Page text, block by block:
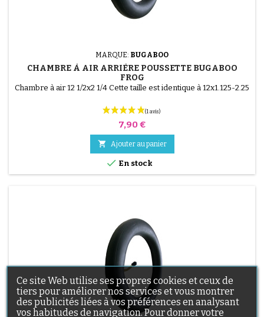
MARQUE: BUGABOO
CHAMBRE À AIR ARRIÈRE POUSSETTE BUGABOO
FROG
Chambre à air 12 1/2x2 1/4 Cette taille est identique à 12x1.125-2.25
Prix
7,90 €
 Ajouter au panier
 En stock
Ce site Web utilise ses propres cookies et ceux de
tiers pour améliorer nos services et vous montrer
des publicités liées à vos préférences en analysant
vos habitudes de navigation. Pour donner votre